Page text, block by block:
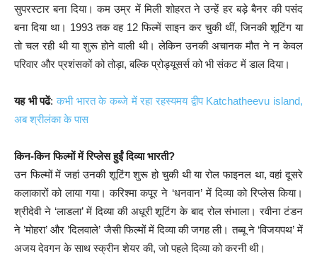
सुपरस्टार बना दिया। कम उम्र में मिली शोहरत ने उन्हें हर बड़े बैनर की पसंद
बना दिया था। 1993 तक वह 12 फिल्में साइन कर चुकी थीं, जिनकी शूटिंग या
तो चल रही थी या शुरू होने वाली थी। लेकिन उनकी अचानक मौत ने न केवल
परिवार और प्रशंसकों को तोड़ा, बल्कि प्रोड्यूसर्स को भी संकट में डाल दिया।
यह भी पढें:कभी भारत के कब्जे में रहा रहस्यमय द्वीप Katchatheevu island,
अब श्रीलंका के पास
किन-किन फिल्मों में रिप्लेस हुईं दिव्या भारती?
उन फिल्मों में जहां उनकी शूटिंग शुरू हो चुकी थी या रोल फाइनल था, वहां दूसरे
कलाकारों को लाया गया। करिश्मा कपूर ने ‘धनवान’ में दिव्या को रिप्लेस किया।
श्रीदेवी ने ‘लाडला’ में दिव्या की अधूरी शूटिंग के बाद रोल संभाला। रवीना टंडन
ने ’मोहरा’ और ’दिलवाले’ जैसी फिल्मों में दिव्या की जगह ली। तब्बू ने ‘विजयपथ’ में
अजय देवगन के साथ स्क्रीन शेयर की, जो पहले दिव्या को करनी थी।